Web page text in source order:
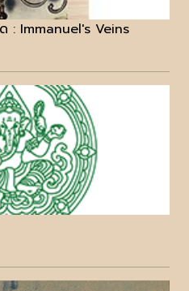
: Immanuel's Veins